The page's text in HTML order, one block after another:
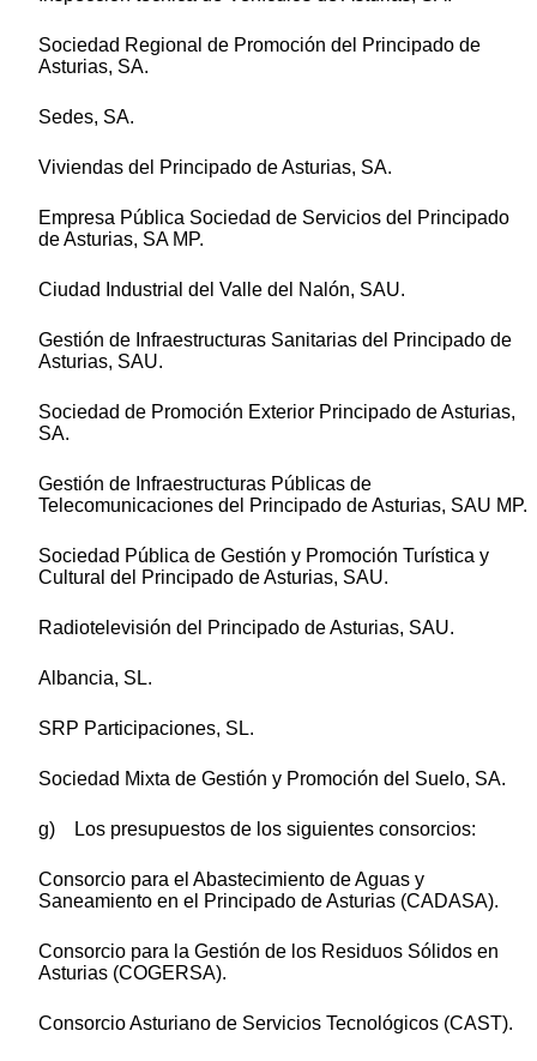
Sociedad Regional de Promoción del Principado de
Asturias, SA.
Sedes, SA.
Viviendas del Principado de Asturias, SA.
Empresa Pública Sociedad de Servicios del Principado
de Asturias, SA MP.
Ciudad Industrial del Valle del Nalón, SAU.
Gestión de Infraestructuras Sanitarias del Principado de
Asturias, SAU.
Sociedad de Promoción Exterior Principado de Asturias,
SA.
Gestión de Infraestructuras Públicas de
Telecomunicaciones del Principado de Asturias, SAU MP.
Sociedad Pública de Gestión y Promoción Turística y
Cultural del Principado de Asturias, SAU.
Radiotelevisión del Principado de Asturias, SAU.
Albancia, SL.
SRP Participaciones, SL.
Sociedad Mixta de Gestión y Promoción del Suelo, SA.
g) Los presupuestos de los siguientes consorcios:
Consorcio para el Abastecimiento de Aguas y
Saneamiento en el Principado de Asturias (CADASA).
Consorcio para la Gestión de los Residuos Sólidos en
Asturias (COGERSA).
Consorcio Asturiano de Servicios Tecnológicos (CAST).